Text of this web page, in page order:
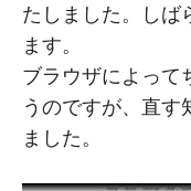
たしました。しば
ます。
ブラウザによって
うのですが、直す
ました。